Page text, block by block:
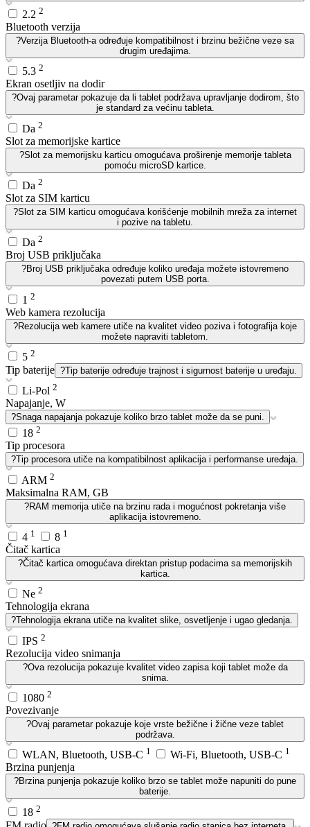
2.2 2
Bluetooth verzija
?Verzija Bluetooth-a određuje kompatibilnost i brzinu bežične veze sa
drugim uređajima.
5.3 2
Ekran osetljiv na dodir
?Ovaj parametar pokazuje da li tablet podržava upravljanje dodirom, što
je standard za većinu tableta.
Da 2
Slot za memorijske kartice
?Slot za memorijsku karticu omogućava proširenje memorije tableta
pomoću microSD kartice.
Da 2
Slot za SIM karticu
?Slot za SIM karticu omogućava korišćenje mobilnih mreža za internet
i pozive na tabletu.
Da 2
Broj USB priključaka
?Broj USB priključaka određuje koliko uređaja možete istovremeno
povezati putem USB porta.
1 2
Web kamera rezolucija
?Rezolucija web kamere utiče na kvalitet video poziva i fotografija koje
možete napraviti tabletom.
5 2
Tip baterije ?Tip baterije određuje trajnost i sigurnost baterije u uređaju.
Li-Pol 2
Napajanje, W
?Snaga napajanja pokazuje koliko brzo tablet može da se puni.
18 2
Tip procesora
?Tip procesora utiče na kompatibilnost aplikacija i performanse uređaja.
ARM 2
Maksimalna RAM, GB
?RAM memorija utiče na brzinu rada i mogućnost pokretanja više
aplikacija istovremeno.
4 1 8 1
Čitač kartica
?Čitač kartica omogućava direktan pristup podacima sa memorijskih
kartica.
Ne 2
Tehnologija ekrana
?Tehnologija ekrana utiče na kvalitet slike, osvetljenje i ugao gledanja.
IPS 2
Rezolucija video snimanja
?Ova rezolucija pokazuje kvalitet video zapisa koji tablet može da
snima.
1080 2
Povezivanje
?Ovaj parametar pokazuje koje vrste bežične i žične veze tablet
podržava.
WLAN, Bluetooth, USB-C 1 Wi-Fi, Bluetooth, USB-C 1
Brzina punjenja
?Brzina punjenja pokazuje koliko brzo se tablet može napuniti do pune
baterije.
18 2